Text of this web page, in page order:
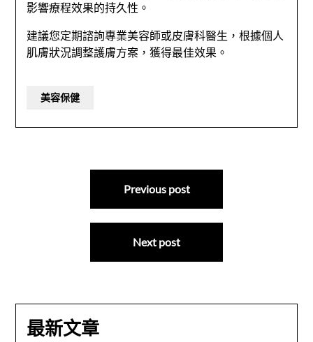
影響療程效果的持久性。
建議您定期諮詢專業美容師或皮膚科醫生，根據個人
肌膚狀況調整護膚方案，獲得最佳效果。
美容保健
Previous post
Next post
最新文章